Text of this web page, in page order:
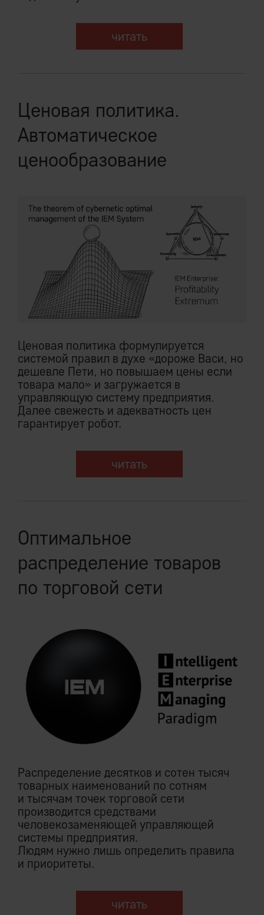
читать
Ценовая политика.
Автоматическое
ценообразование
Ценовая политика формулируется
системой правил в духе «дороже Васи, но
дешевле Пети, но повышаем цены если
товара мало» и загружается в
управляющую систему предприятия.
Далее свежесть и адекватность цен
гарантирует робот.
читать
Оптимальное
распределение товаров
по торговой сети
Распределение десятков и сотен тысяч
товарных наименований по сотням
и тысячам точек торговой сети
производится средствами
человекозаменяющей управляющей
системы предприятия.
Людям нужно лишь определить правила
и приоритеты.
читать